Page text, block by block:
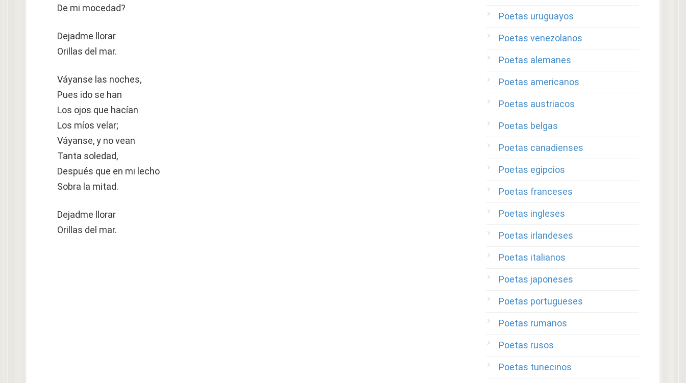
De mi mocedad?
Dejadme llorar
Orillas del mar.
Váyanse las noches,
Pues ido se han
Los ojos que hacían
Los míos velar;
Váyanse, y no vean
Tanta soledad,
Después que en mi lecho
Sobra la mitad.
Dejadme llorar
Orillas del mar.
Poetas uruguayos
Poetas venezolanos
Poetas alemanes
Poetas americanos
Poetas austriacos
Poetas belgas
Poetas canadienses
Poetas egipcios
Poetas franceses
Poetas ingleses
Poetas irlandeses
Poetas italianos
Poetas japoneses
Poetas portugueses
Poetas rumanos
Poetas rusos
Poetas tunecinos